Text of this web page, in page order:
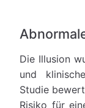
Die Illusion
und
Studie
Risiko für